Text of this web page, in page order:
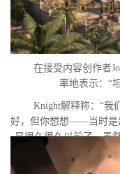
在接受内容创作者
率地表示：“
Knight解释称：“我
好，但你想想——当时是
是很久很久以前了。虽